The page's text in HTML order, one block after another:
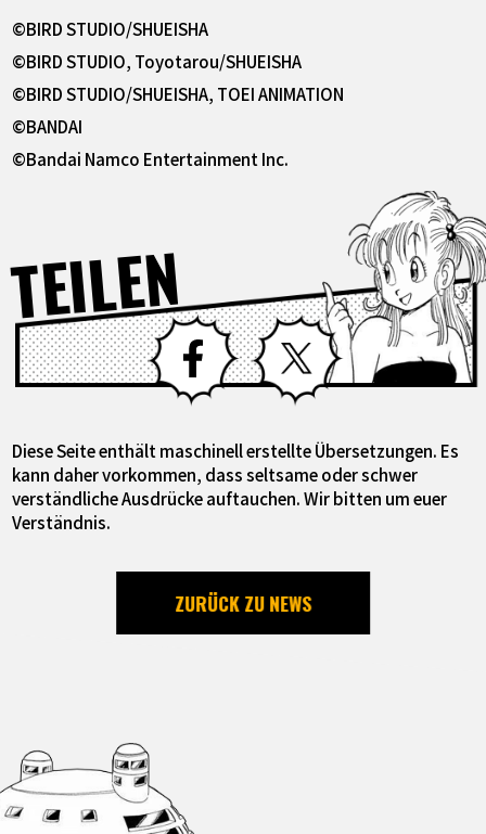
©BIRD STUDIO/SHUEISHA
©BIRD STUDIO, Toyotarou/SHUEISHA
©BIRD STUDIO/SHUEISHA, TOEI ANIMATION
©BANDAI
©Bandai Namco Entertainment Inc.
TEILEN Facebook X
Diese Seite enthält maschinell erstellte Übersetzungen. Es
kann daher vorkommen, dass seltsame oder schwer
verständliche Ausdrücke auftauchen. Wir bitten um euer
Verständnis.
ZURÜCK ZU NEWS